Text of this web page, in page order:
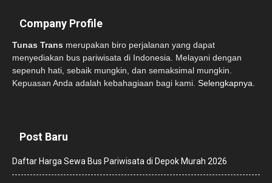
Company Profile
Tunas Trans merupakan biro perjalanan yang dapat
menyediakan bus pariwisata di Indonesia. Melayani dengan
sepenuh hati, sebaik mungkin, dan semaksimal mungkin.
Kepuasan Anda adalah kebahagiaan bagi kami. Selengkapnya.
Post Baru
Daftar Harga Sewa Bus Pariwisata di Depok Murah 2026